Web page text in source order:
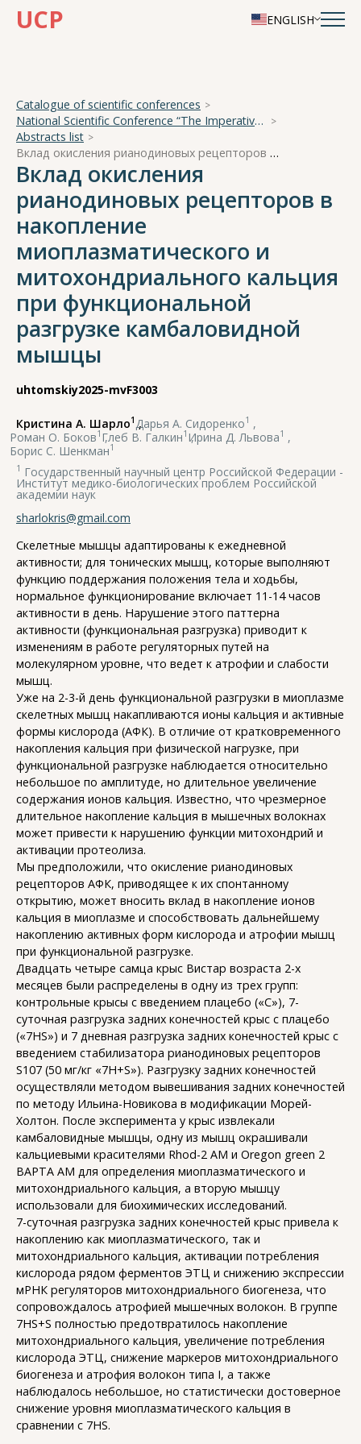
UCP ENGLISH
Catalogue of scientific conferences
National Scientific Conference “The Imperative of Academician A. A. Ukhtomsky - the Brain and its Self-Cognition”
Abstracts list
Вклад окисления рианодиновых рецепторов в накопление миоплазматического и митохондриального кальция при функциональной разгрузке камбаловидной мышцы
Вклад окисления
рианодиновых рецепторов в
накопление
миоплазматического и
митохондриального кальция
при функциональной
разгрузке камбаловидной
мышцы
uhtomskiy2025-mvF3003
Кристина А. Шарло1,
Дарья А. Сидоренко1 ,
Роман О. Боков1 ,
Глеб В. Галкин1 ,
Ирина Д. Львова1 ,
Борис С. Шенкман1
1 Государственный научный центр Российской Федерации -
Институт медико-биологических проблем Российской
академии наук
sharlokris@gmail.com
Скелетные мышцы адаптированы к ежедневной
активности; для тонических мышц, которые выполняют
функцию поддержания положения тела и ходьбы,
нормальное функционирование включает 11-14 часов
активности в день. Нарушение этого паттерна
активности (функциональная разгрузка) приводит к
изменениям в работе регуляторных путей на
молекулярном уровне, что ведет к атрофии и слабости
мышц.
Уже на 2-3-й день функциональной разгрузки в миоплазме
скелетных мышц накапливаются ионы кальция и активные
формы кислорода (АФК). В отличие от кратковременного
накопления кальция при физической нагрузке, при
функциональной разгрузке наблюдается относительно
небольшое по амплитуде, но длительное увеличение
содержания ионов кальция. Известно, что чрезмерное
длительное накопление кальция в мышечных волокнах
может привести к нарушению функции митохондрий и
активации протеолиза.
Мы предположили, что окисление рианодиновых
рецепторов АФК, приводящее к их спонтанному
открытию, может вносить вклад в накопление ионов
кальция в миоплазме и способствовать дальнейшему
накоплению активных форм кислорода и атрофии мышц
при функциональной разгрузке.
Двадцать четыре самца крыс Вистар возраста 2-х
месяцев были распределены в одну из трех групп:
контрольные крысы с введением плацебо («С»), 7-
суточная разгрузка задних конечностей крыс с плацебо
(«7HS») и 7 дневная разгрузка задних конечностей крыс с
введением стабилизатора рианодиновых рецепторов
S107 (50 мг/кг «7H+S»). Разгрузку задних конечностей
осуществляли методом вывешивания задних конечностей
по методу Ильина-Новикова в модификации Морей-
Холтон. После эксперимента у крыс извлекали
камбаловидные мышцы, одну из мышц окрашивали
кальциевыми красителями Rhod-2 AM и Oregon green 2
BAPTA AM для определения миоплазматического и
митохондриального кальция, а вторую мышцу
использовали для биохимических исследований.
7-суточная разгрузка задних конечностей крыс привела к
накоплению как миоплазматического, так и
митохондриального кальция, активации потребления
кислорода рядом ферментов ЭТЦ и снижению экспрессии
мРНК регуляторов митохондриального биогенеза, что
сопровождалось атрофией мышечных волокон. В группе
7HS+S полностью предотвратилось накопление
митохондриального кальция, увеличение потребления
кислорода ЭТЦ, снижение маркеров митохондриального
биогенеза и атрофия волокон типа I, а также
наблюдалось небольшое, но статистически достоверное
снижение уровня миоплазматического кальция в
сравнении с 7HS.